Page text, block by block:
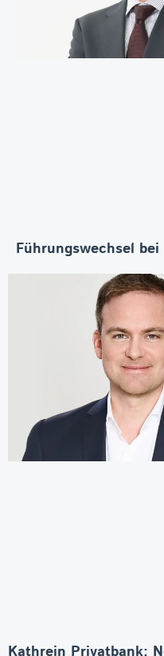
Führungswechsel